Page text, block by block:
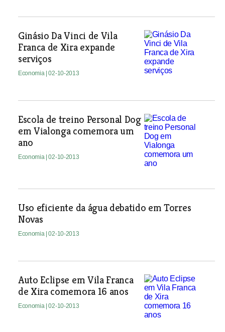
Ginásio Da Vinci de Vila
Franca de Xira expande
serviços
Economia | 02-10-2013
Escola de treino Personal Dog
em Vialonga comemora um
ano
Economia | 02-10-2013
Uso eficiente da água debatido em Torres
Novas
Economia | 02-10-2013
Auto Eclipse em Vila Franca
de Xira comemora 16 anos
Economia | 02-10-2013